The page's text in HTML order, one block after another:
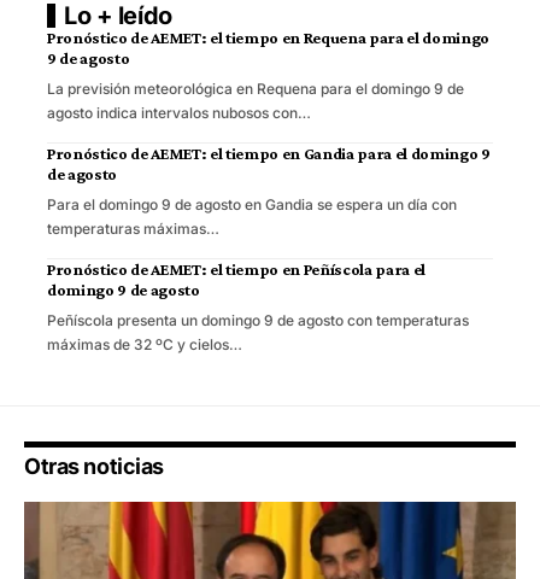
Lo + leído
Pronóstico de AEMET: el tiempo en Requena para el domingo
9 de agosto
La previsión meteorológica en Requena para el domingo 9 de
agosto indica intervalos nubosos con…
Pronóstico de AEMET: el tiempo en Gandia para el domingo 9
de agosto
Para el domingo 9 de agosto en Gandia se espera un día con
temperaturas máximas…
Pronóstico de AEMET: el tiempo en Peñíscola para el
domingo 9 de agosto
Peñíscola presenta un domingo 9 de agosto con temperaturas
máximas de 32 ºC y cielos…
Otras noticias